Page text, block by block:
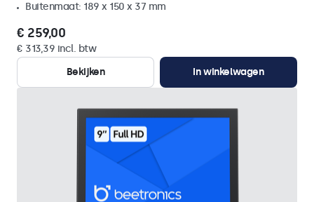
Buitenmaat: 189 x 150 x 37 mm
€ 259,00
€ 313,39 incl. btw
Bekijken
In winkelwagen